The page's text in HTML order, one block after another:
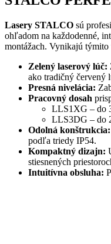
Lasery STALCO sú
ohľadom na každodenné,
montážach. Vynikajú
Zelený laserový lúč:
ako tradičný červený
Presná nivelácia:
Pracovný dosah
LLS1XG – do
LLS3DG – do
Odolná konštrukcia:
podľa triedy IP54.
Kompaktný dizajn:
stiesnených
Intuitívna obsluha: